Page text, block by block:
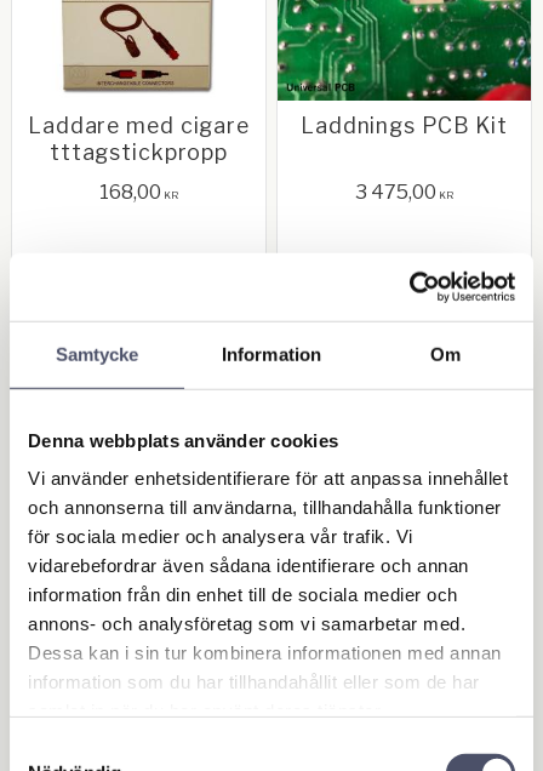
Samtycke Information Om
Denna webbplats använder cookies
Vi använder enhetsidentifierare för att anpassa innehållet
och annonserna till användarna, tillhandahålla funktioner
för sociala medier och analysera vår trafik. Vi
vidarebefordrar även sådana identifierare och annan
information från din enhet till de sociala medier och
annons- och analysföretag som vi samarbetar med.
Dessa kan i sin tur kombinera informationen med annan
information som du har tillhandahållit eller som de har
Laddare med cigare
tttagstickpropp
168,00 KR
Laddnings PCB Kit
3 475,00 KR
Laddningskablar 3
meter till Doctor Ch
arge 50
Lampa